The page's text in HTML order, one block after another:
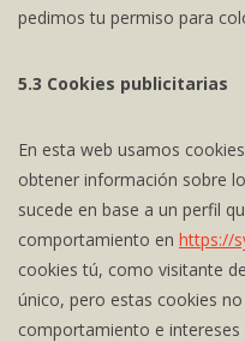
pedimos tu permiso para
5.3 Cookies publicitarias
En esta web usamos
obtener información sobre
sucede en base a un perfil
comportamiento en https://
cookies tú, como visitante
único, pero estas cookies
comportamiento e